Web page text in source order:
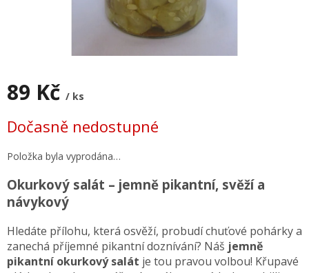
89 Kč / ks
cena:
Dočasně nedostupné
Položka byla vyprodána…
Okurkový salát – jemně pikantní, svěží a
návykový
Hledáte přílohu, která osvěží, probudí chuťové pohárky a
zanechá příjemné pikantní doznívání? Náš jemně
pikantní okurkový salát je tou pravou volbou! Křupavé